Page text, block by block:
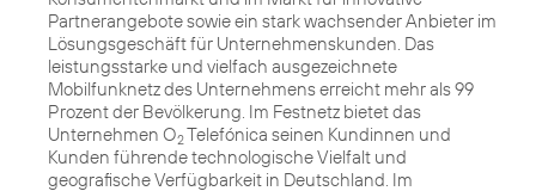
Partnerangebote sowie ein stark wachsender Anbieter im
Lösungsgeschäft für Unternehmenskunden. Das
leistungsstarke und vielfach ausgezeichnete
Mobilfunknetz des Unternehmens erreicht mehr als 99
Prozent der Bevölkerung. Im Festnetz bietet das
Unternehmen O2Telefónica seinen Kundinnen und
Kunden führende technologische Vielfalt und
geografische Verfügbarkeit in Deutschland. Im